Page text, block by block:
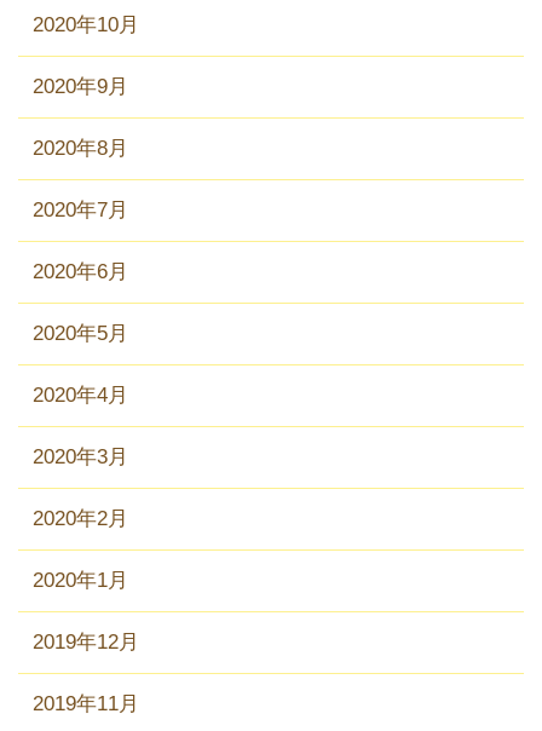
2020年10月
2020年9月
2020年8月
2020年7月
2020年6月
2020年5月
2020年4月
2020年3月
2020年2月
2020年1月
2019年12月
2019年11月